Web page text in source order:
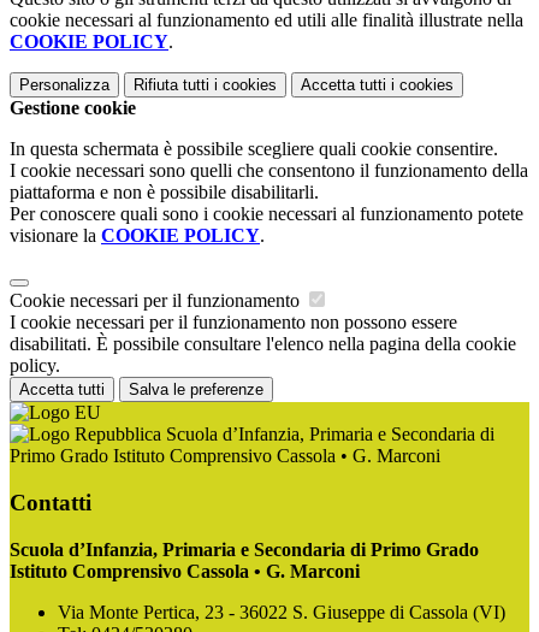
cookie necessari al funzionamento ed utili alle finalità illustrate nella
COOKIE POLICY.
Personalizza Rifiuta tutti i cookies Accetta tutti i cookies
Gestione cookie
In questa schermata è possibile scegliere quali cookie consentire.
I cookie necessari sono quelli che consentono il funzionamento della
piattaforma e non è possibile disabilitarli.
Per conoscere quali sono i cookie necessari al funzionamento potete
visionare la COOKIE POLICY.
Cookie necessari per il funzionamento
I cookie necessari per il funzionamento non possono essere
disabilitati. È possibile consultare l'elenco nella pagina della cookie
policy.
Accetta tutti Salva le preferenze
Scuola d’Infanzia, Primaria e Secondaria di
Primo Grado Istituto Comprensivo Cassola • G. Marconi
Contatti
Scuola d’Infanzia, Primaria e Secondaria di Primo Grado
Istituto Comprensivo Cassola • G. Marconi
Via Monte Pertica, 23 - 36022 S. Giuseppe di Cassola (VI)